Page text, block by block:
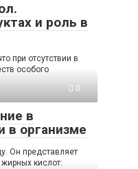
и роль в
при отсутствии в
особого
0
в
в организме
Он представляет
кислот: